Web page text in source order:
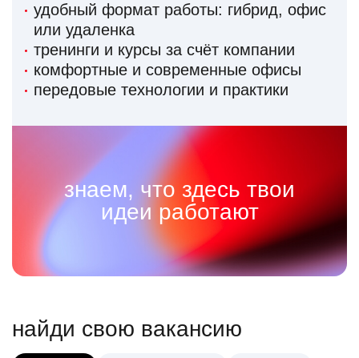
удобный формат работы: гибрид, офис
или удаленка
тренинги и курсы за счёт компании
комфортные и современные офисы
передовые технологии и практики
знаем, что здесь твои
идеи работают
найди свою вакансию